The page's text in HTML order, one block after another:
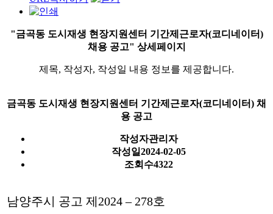
"금곡동 도시재생 현장지원센터 기간제근로자(코디네이터)
채용 공고" 상세페이지
제목, 작성자, 작성일 내용 정보를 제공합니다.
금곡동 도시재생 현장지원센터 기간제근로자(코디네이터) 채
용 공고
작성자관리자
작성일2024-02-05
조회수4322
남양주시 공고 제 2024– 278호